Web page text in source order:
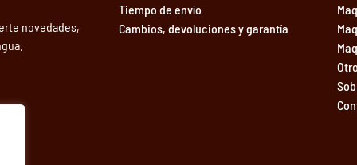
novedades,
Tiempo de envío
Cambios, devoluciones y garantía